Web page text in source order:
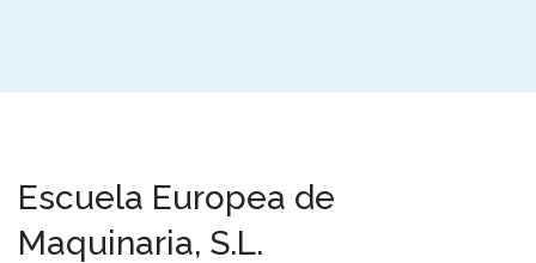
Escuela Europea de
Maquinaria, S.L.